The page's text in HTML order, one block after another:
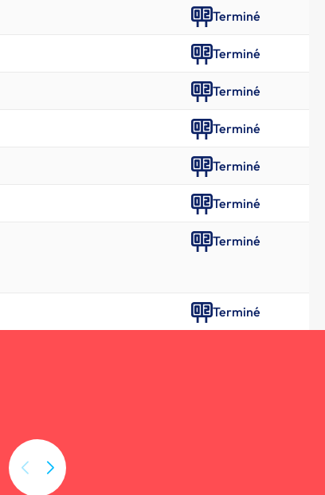
Terminé
Terminé
Terminé
Terminé
Terminé
Terminé
Terminé
Terminé